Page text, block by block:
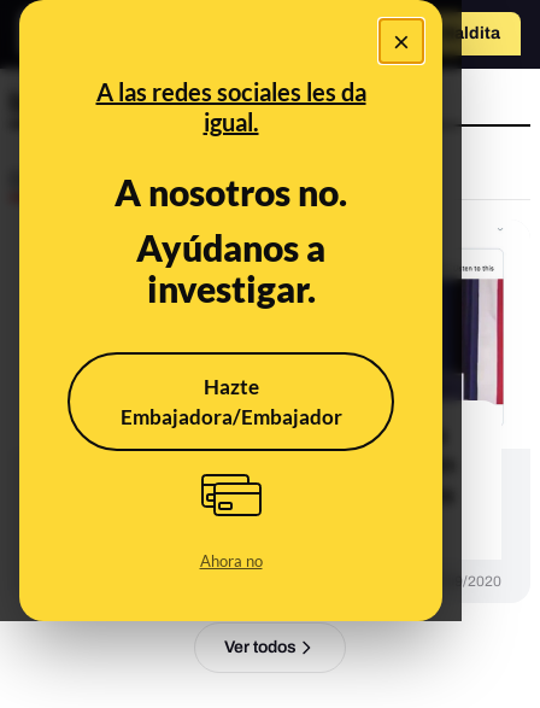
×
A las redes sociales les da
igual.
A nosotros no.
Ayúdanos a
investigar.
Hazte
Embajadora/Embajador
Ahora no
Hazte Maldita
No, Joe Biden no ha reproducido la
de Florida: fue el 'Despacito' de Luis
17/09/2020
Ver todos